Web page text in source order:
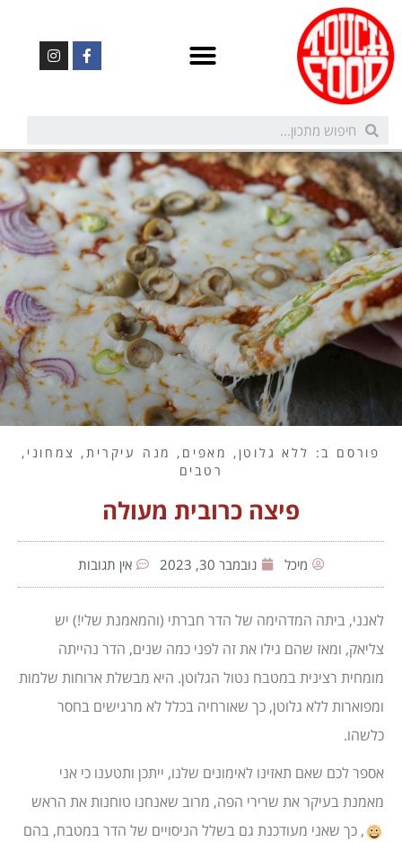
פורסם ב: ללא גלוטן, מאפים , מנה עיקרית, צמחוני ,
רטבים
פיצה כרובית מעולה
מיכל נובמבר 30, 2023 אין תגובות
לאנני, ביתה המדהימה של הדר חברתי (והמאמנת שלי!) יש
צליאק, ומאז שהם גילו את זה לפני כמה שנים, הדר נהייתה
מומחית רצינית במטבח נטול הגלוטן. היא מבשלת ארוחות שלמות
ומפוארות ללא גלוטן, כך שאורחיה בכלל לא מרגישים בחסר
כלשהו.
אספר לכם שאם תאזינו לאימונים שלנו, ייתכן ותטענו כי אני
מאמנת בעיקר את שרירי הפה, מרוב שאנחנו טוחנות את הראש
, כך שאני מעודכנת גם בשלל הניסויים של הדר במטבח, בהם